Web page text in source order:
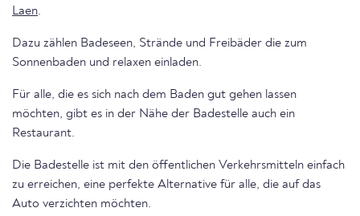
Laen.
Dazu zählen Badeseen, Strände und Freibäder die zum
Sonnenbaden und relaxen einladen.
Für alle, die es sich nach dem Baden gut gehen lassen
möchten, gibt es in der Nähe der Badestelle auch ein
Restaurant.
Die Badestelle ist mit den öffentlichen Verkehrsmitteln einfach
zu erreichen, eine perfekte Alternative für alle, die auf das
Auto verzichten möchten.